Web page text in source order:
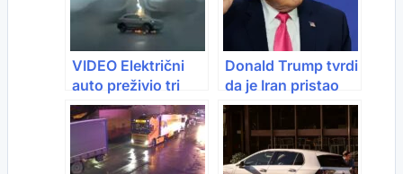
VIDEO Električni
auto preživio tri
udara groma:
Putnici ostali živi
Donald Trump tvrdi
da je Iran pristao
predati svoj uranij
SAD-u: “Blizu smo
mirovnog
sporazuma”